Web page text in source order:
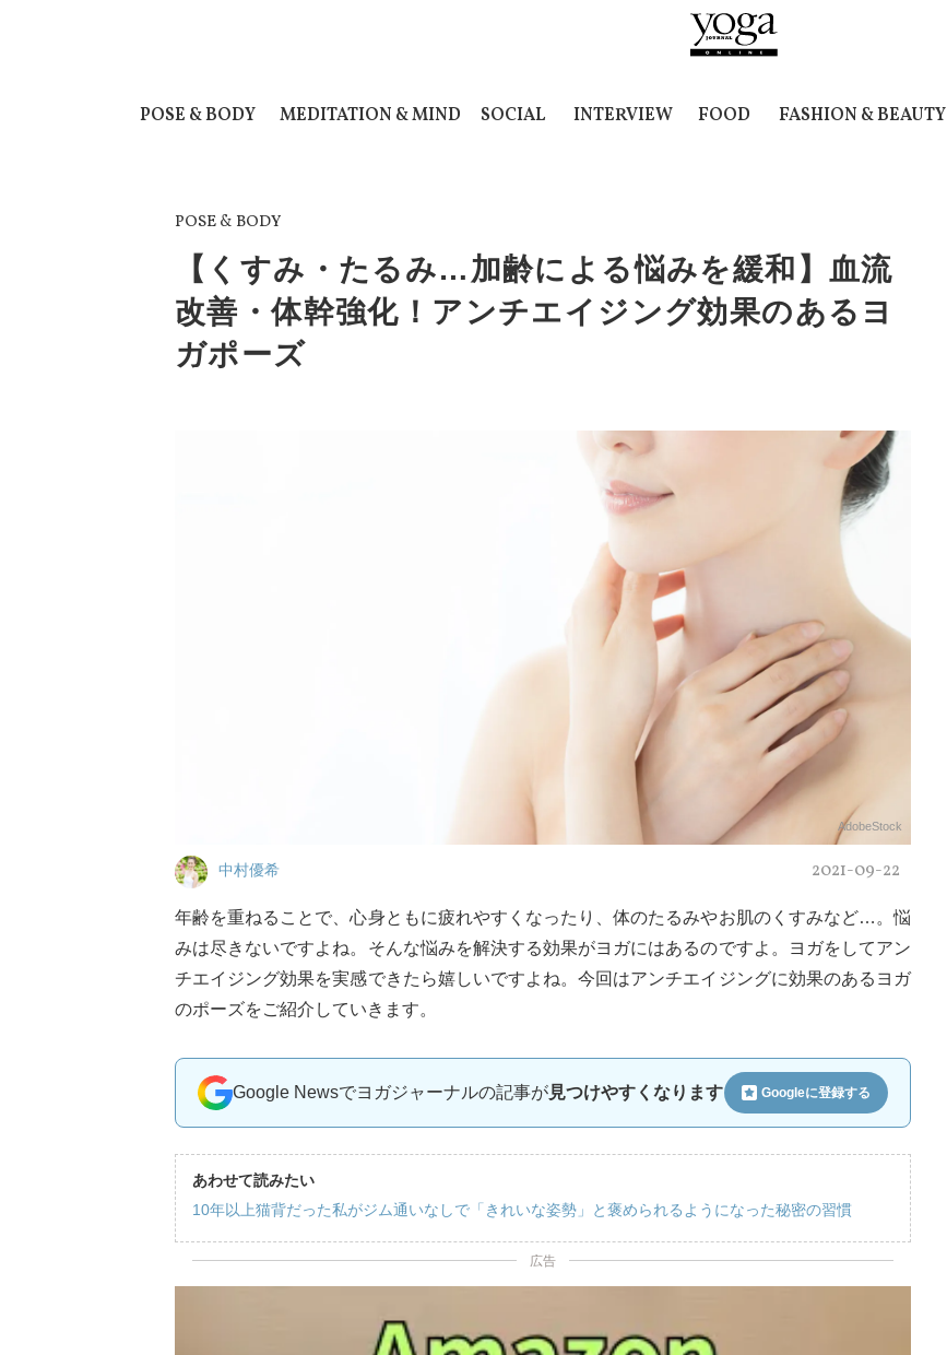
POSE & BODY MEDITATION & MIND SOCIAL INTERVIEW FOOD FASHION & BEAUTY
POSE & BODY
【くすみ・たるみ…加齢による悩みを緩和】血流
改善・体幹強化！アンチエイジング効果のあるヨ
ガポーズ
AdobeStock
中村優希 2021-09-22
年齢を重ねることで、心身ともに疲れやすくなったり、体のたるみやお肌のくすみなど…。悩
みは尽きないですよね。そんな悩みを解決する効果がヨガにはあるのですよ。ヨガをしてアン
チエイジング効果を実感できたら嬉しいですよね。今回はアンチエイジングに効果のあるヨガ
のポーズをご紹介していきます。
Google Newsでヨガジャーナルの記事が見つけやすくなります Googleに登録する
あわせて読みたい
10年以上猫背だった私がジム通いなしで「きれいな姿勢」と褒められるようになった秘密の習慣
広告